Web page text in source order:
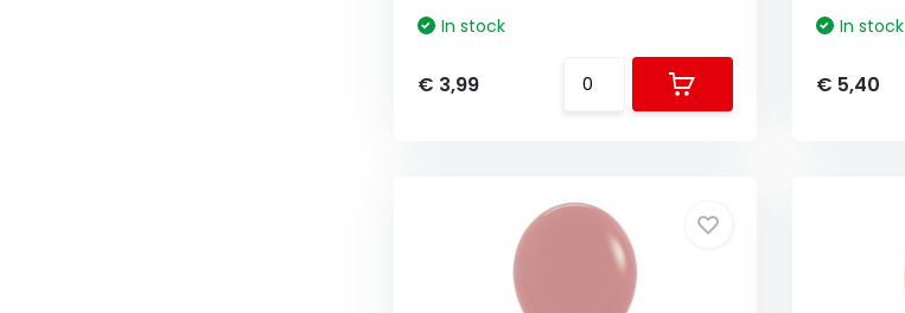
In stock
€ 3,99
In stock
€ 5,40